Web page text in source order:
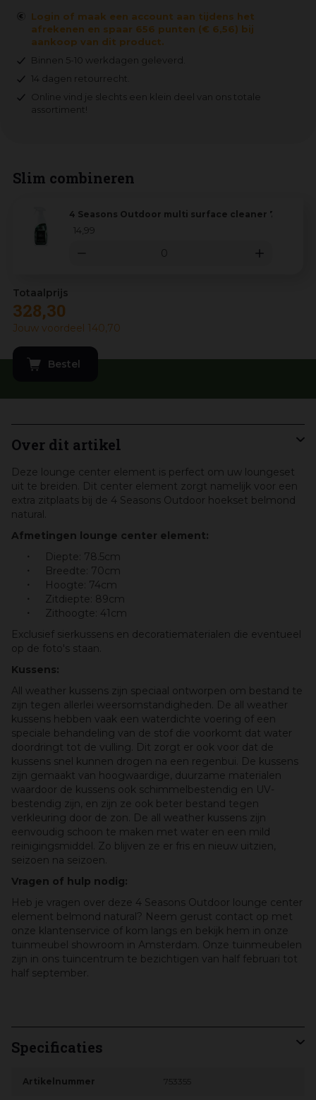
Login of maak een account aan tijdens het
afrekenen en spaar 656 punten (€ 6,56) bij
aankoop van dit product.
Binnen 5-10 werkdagen geleverd.
14 dagen retourrecht.
Online vind je slechts een klein deel van ons totale
assortiment!
Slim combineren
4 Seasons Outdoor multi surface cleaner 750ml
14 99
328,30
Jouw voordeel 140,70
Over dit artikel
Deze lounge center element is perfect om uw loungeset
uit te breiden. Dit center element zorgt namelijk voor een
extra zitplaats bij de 4 Seasons Outdoor hoekset belmond
natural.
Afmetingen lounge center element:
Diepte: 78.5cm
Breedte: 70cm
Hoogte: 74cm
Zitdiepte: 89cm
Zithoogte: 41cm
Exclusief sierkussens en decoratiematerialen die eventueel
op de foto's staan.
Kussens:
All weather kussens zijn speciaal ontworpen om bestand te
zijn tegen allerlei weersomstandigheden. De all weather
kussens hebben vaak een waterdichte voering of een
speciale behandeling van de stof die voorkomt dat water
doordringt tot de vulling. Dit zorgt er ook voor dat de
kussens snel kunnen drogen na een regenbui. De kussens
zijn gemaakt van hoogwaardige, duurzame materialen
waardoor de kussens ook schimmelbestendig en UV-
bestendig zijn, en zijn ze ook beter bestand tegen
verkleuring door de zon. De all weather kussens zijn
eenvoudig schoon te maken met water en een mild
reinigingsmiddel. Zo blijven ze er fris en nieuw uitzien,
seizoen na seizoen.
Vragen of hulp nodig:
Heb je vragen over deze 4 Seasons Outdoor lounge center
element belmond natural? Neem gerust contact op met
onze klantenservice of kom langs en bekijk hem in onze
tuinmeubel showroom in Amsterdam. Onze tuinmeubelen
zijn in ons tuincentrum te bezichtigen van half februari tot
half september.
Specificaties
Artikelnummer 753355